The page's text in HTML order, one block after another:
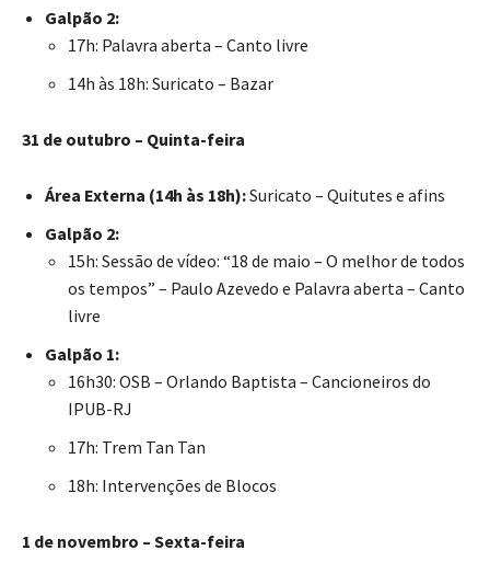
Galpão 2:
17h: Palavra aberta – Canto livre
14h às 18h: Suricato – Bazar
31 de outubro – Quinta-feira
Área Externa (14h às 18h):Suricato – Quitutes e afins
Galpão 2:
15h: Sessão de vídeo: “18 de maio – O melhor de todos
os tempos” – Paulo Azevedo e Palavra aberta – Canto
livre
Galpão 1:
16h30: OSB – Orlando Baptista – Cancioneiros do
IPUB-RJ
17h: Trem Tan Tan
18h: Intervenções de Blocos
1 de novembro – Sexta-feira